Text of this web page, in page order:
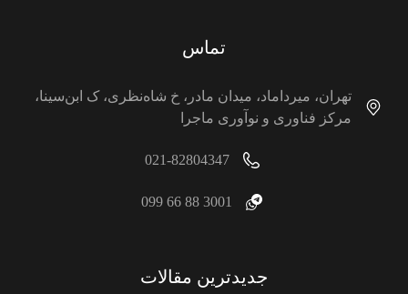
تماس
تهران، میرداماد، میدان مادر، خ شاه‌نظری، ک ابن‌سینا،
مرکز فناوری و نوآوری ماجرا
021-82804347
3001 88 66 099
جدیدترین مقالات